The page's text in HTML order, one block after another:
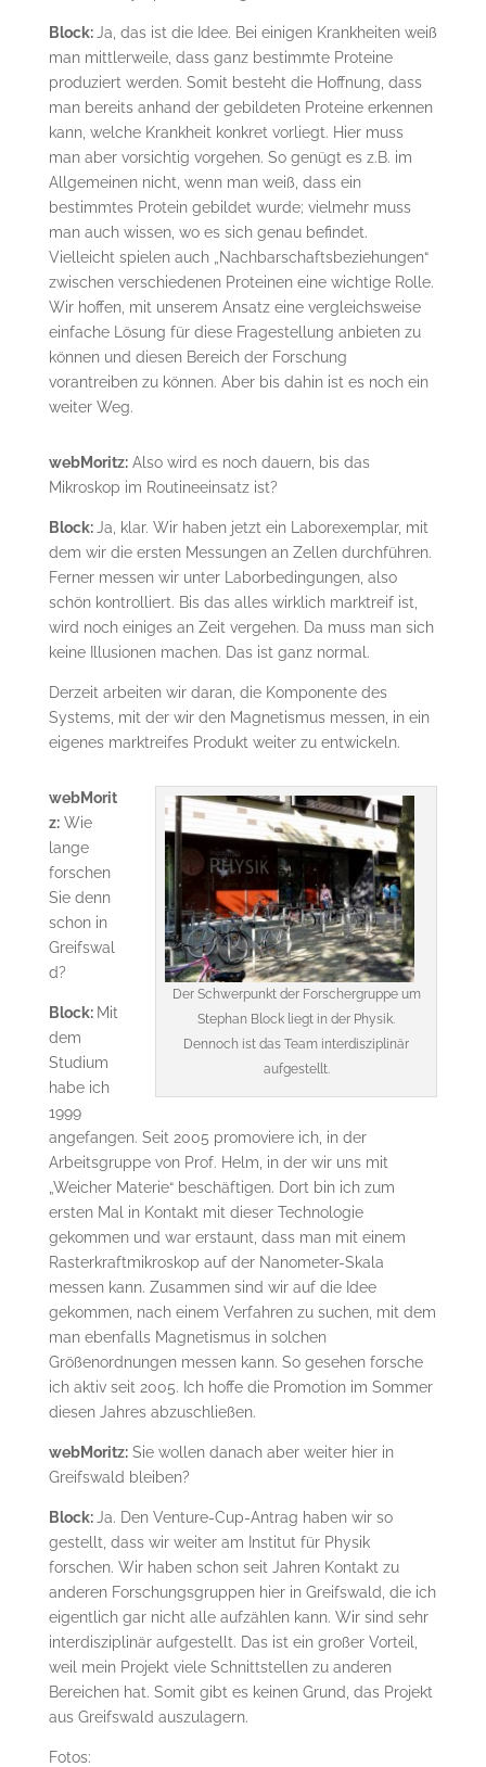
Block:Ja, das ist die Idee. Bei einigen Krankheiten weiß
man mittlerweile, dass ganz bestimmte Proteine
produziert werden. Somit besteht die Hoffnung, dass
man bereits anhand der gebildeten Proteine erkennen
kann, welche Krankheit konkret vorliegt. Hier muss
man aber vorsichtig vorgehen. So genügt es z.B. im
Allgemeinen nicht, wenn man weiß, dass ein
bestimmtes Protein gebildet wurde; vielmehr muss
man auch wissen, wo es sich genau befindet.
Vielleicht spielen auch „Nachbarschaftsbeziehungen“
zwischen verschiedenen Proteinen eine wichtige Rolle.
Wir hoffen, mit unserem Ansatz eine vergleichsweise
einfache Lösung für diese Fragestellung anbieten zu
können und diesen Bereich der Forschung
vorantreiben zu können. Aber bis dahin ist es noch ein
weiter Weg.
webMoritz:Also wird es noch dauern, bis das
Mikroskop im Routineeinsatz ist?
Block:Ja, klar. Wir haben jetzt ein Laborexemplar, mit
dem wir die ersten Messungen an Zellen durchführen.
Ferner messen wir unter Laborbedingungen, also
schön kontrolliert. Bis das alles wirklich marktreif ist,
wird noch einiges an Zeit vergehen. Da muss man sich
keine Illusionen machen. Das ist ganz normal.
Derzeit arbeiten wir daran, die Komponente des
Systems, mit der wir den Magnetismus messen, in ein
eigenes marktreifes Produkt weiter zu entwickeln.
Der Schwerpunkt der Forschergruppe um
Stephan Block liegt in der Physik.
Dennoch ist das Team interdisziplinär
aufgestellt.
webMorit
z:Wie
lange
forschen
Sie denn
schon in
Greifswal
d?
Block: Mit
dem
Studium
habe ich
1999
angefangen. Seit 2005 promoviere ich, in der
Arbeitsgruppe von Prof. Helm, in der wir uns mit
„Weicher Materie“ beschäftigen. Dort bin ich zum
ersten Mal in Kontakt mit dieser Technologie
gekommen und war erstaunt, dass man mit einem
Rasterkraftmikroskop auf der Nanometer-Skala
messen kann. Zusammen sind wir auf die Idee
gekommen, nach einem Verfahren zu suchen, mit dem
man ebenfalls Magnetismus in solchen
Größenordnungen messen kann. So gesehen forsche
ich aktiv seit 2005. Ich hoffe die Promotion im Sommer
diesen Jahres abzuschließen.
webMoritz:Sie wollen danach aber weiter hier in
Greifswald bleiben?
Block:Ja. Den Venture-Cup-Antrag haben wir so
gestellt, dass wir weiter am Institut für Physik
forschen. Wir haben schon seit Jahren Kontakt zu
anderen Forschungsgruppen hier in Greifswald, die ich
eigentlich gar nicht alle aufzählen kann. Wir sind sehr
interdisziplinär aufgestellt. Das ist ein großer Vorteil,
weil mein Projekt viele Schnittstellen zu anderen
Bereichen hat. Somit gibt es keinen Grund, das Projekt
aus Greifswald auszulagern.
Fotos: